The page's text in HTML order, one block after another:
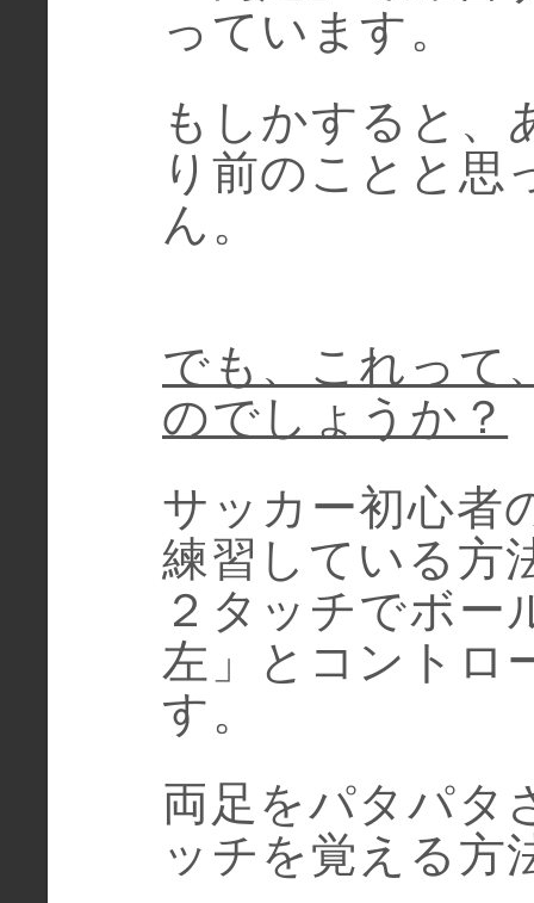
っています。
もしかすると、
り前のことと思
ん。
でも、これって
のでしょうか？
サッカー初心者
練習している方
２タッチでボー
左」とコントロ
す。
両足をパタパタ
ッチを覚える方